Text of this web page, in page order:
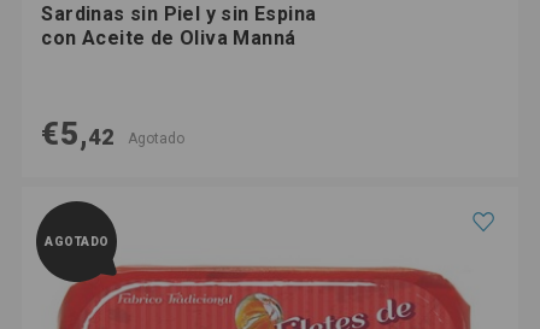
Sardinas sin Piel y sin Espina
con Aceite de Oliva Manná
€5,42 Agotado
AGOTADO